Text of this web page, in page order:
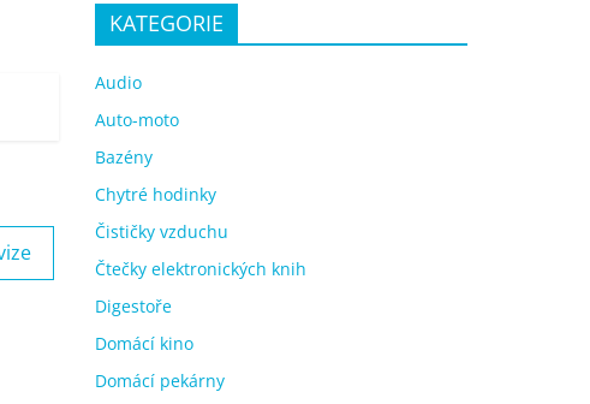
KATEGORIE
Audio
Auto-moto
Bazény
Chytré hodinky
Čističky vzduchu
Čtečky elektronických knih
Digestoře
Domácí kino
Domácí pekárny